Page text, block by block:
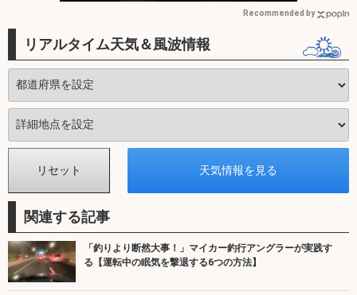
Recommended by
リアルタイム天気＆風波情報
関連する記事
「釣りより断然大事！」マイカー釣行アングラーが実践す
る【運転中の眠気を撃退する6つの方法】